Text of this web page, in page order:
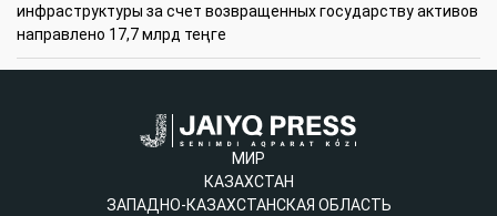
инфраструктуры за счет возвращенных государству активов
направлено 17,7 млрд теңге
МИР
КАЗАХСТАН
ЗАПАДНО-КАЗАХСТАНСКАЯ ОБЛАСТЬ